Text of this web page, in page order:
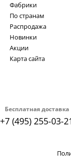
Бесплатная доставка
+7 (495) 255-03-
Фабрики
По странам
Распродажа
Новинки
Акции
Карта сайта